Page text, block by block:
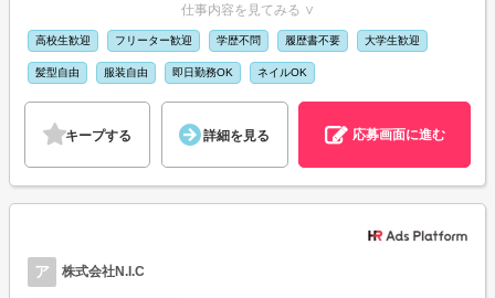
仕事内容を見てみる ∨
高校生歓迎 フリーター歓迎 学歴不問 履歴書不要 大学生歓迎
髪型自由 服装自由 即日勤務OK ネイルOK
キープする 詳細を見る 応募画面に進む
ア 株式会社N.I.C